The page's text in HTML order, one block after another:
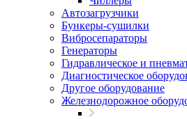
Автозагрузчики
Бункеры-сушилки
Вибросепараторы
Генераторы
Гидравлическое и
Диагностическое
Другое оборудование
Железнодорожное